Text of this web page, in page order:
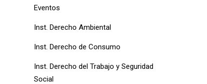
Eventos
Inst. Derecho Ambiental
Inst. Derecho de Consumo
Inst. Derecho del Trabajo y Seguridad
Social